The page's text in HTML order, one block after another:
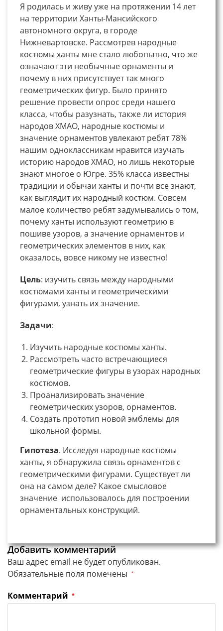
Я родилась и живу уже на протяжении 14 лет
на территории Ханты-Мансийского
автономного округа, в городе
Нижневартовске. Рассмотрев народные
костюмы ханты мне стало любопытно, что же
означают эти необычные орнаменты и
почему в них присутствует так много
геометрических фигур. Было принято
решение провести опрос среди нашего
класса, чтобы разузнать, также ли история
народов ХМАО, народные костюмы и
значение орнаментов увлекают ребят 78%
нашим одноклассникам нравится изучать
историю народов ХМАО, но лишь некоторые
знают многое о Югре. 35% класса известны
традиции и обычаи ханты и почти все знают,
как выглядит их народный костюм. Совсем
малое количество ребят задумывались о том,
почему ханты используют геометрию в
пошиве узоров, а значение орнаментов и
геометрических элементов в них, как
оказалось, вовсе никому не известно!
Цель: изучить связь между народными
костюмами ханты и геометрическими
фигурами, узнать их значение.
Задачи:
Изучить народные костюмы ханты.
Рассмотреть часто встречающиеся
геометрические фигуры в узорах народных
костюмов.
Проанализировать значение
геометрических узоров, орнаментов.
Создать прототип новой эмблемы для
школьной формы.
Гипотеза. Исследуя народные костюмы
ханты, я обнаружила связь орнаментов с
геометрическими фигурами. Существует ли
она на самом деле? Какое смысловое
значение использовалось для построении
орнаментальных конструкций.
Добавить комментарий
Ваш адрес email не будет опубликован.
Обязательные поля помечены *
Комментарий *